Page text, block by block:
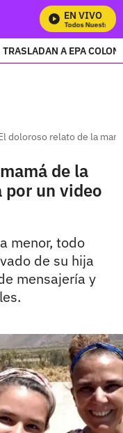
EN VIVO
Mira Todos Nuestros
TRASLADAN A EPA
doloroso relato de la
de la
por un video
menor, todo
de su hija
mensajería y